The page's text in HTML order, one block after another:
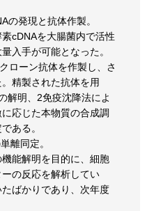
の発現と抗体作製。
cDNAを大腸菌内で活性
入手が可能となった。
ローン抗体を作製し、さ
精製された抗体を用
解明、2免疫沈降法によ
応じた本物質の合成調
ある。
離同定。
能解明を目的に、細胞
の反応を解析してい
ばかりであり、次年度